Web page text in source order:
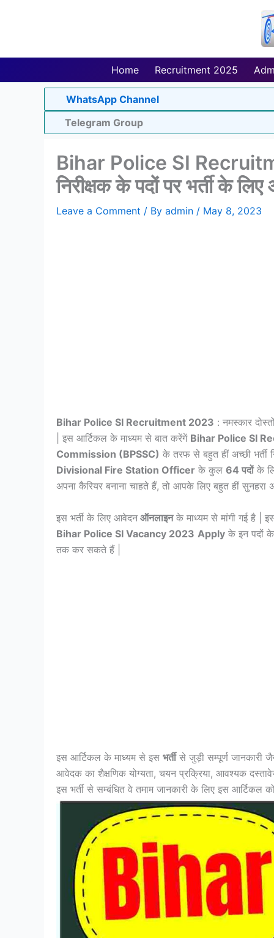
Home Recruitment 2025
WhatsApp Channel
Telegram Group
Bihar Police SI
निरीक्षक के पदों पर भर्ती के
Leave a Comment / By admin / May 8, 2023
Bihar Police SI Recruitment 2023 : नमस्कार
| इस आर्टिकल के माध्यम से बात करेंगें Bihar Police SI
Commission (BPSSC) के तरफ से बहुत हीं अच्छी भर्ती
Divisional Fire Station Officer के कुल 64 पदोंके
अपना कैरियर बनाना चाहते हैं, तो आपके लिए बहुत हीं सुनहरा
इस भर्ती के लिए आवेदनऑनलाइनके माध्यम से मांगी गई है |
Bihar Police SI Vacancy 2023 Apply के इन पदों
तक कर सकते हैं |
इस आर्टिकल के माध्यम से इस भर्तीसे जुड़ी सम्पूर्ण जानकारी
आवेदक का शैक्षणिक योग्यता, चयन प्रक्रिया, आवश्यक
इस भर्ती से सम्बंधित वे तमाम जानकारी के लिए इस आर्टिकल